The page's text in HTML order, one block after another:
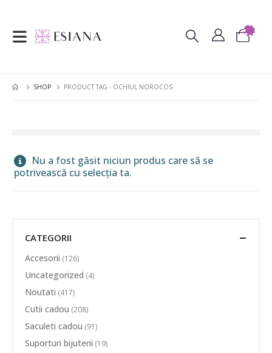
SHOP PRODUCT TAG - OCHIUL NOROCOS
Nu a fost găsit niciun produs care să se
potrivească cu selecția ta.
CATEGORII
Accesorii (126)
Uncategorized (4)
Noutati (417)
Cutii cadou (208)
Saculeti cadou (91)
Suporturi bijuterii (19)